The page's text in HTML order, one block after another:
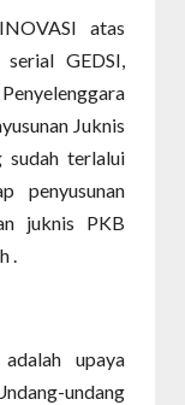
atas
GEDSI,
Juknis
terlalui
penyusunan
juknis PKB
.
upaya
undang